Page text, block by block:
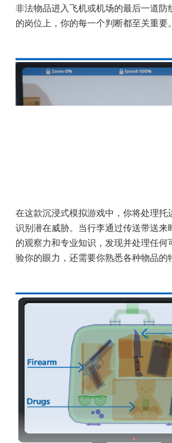
非法物品进入飞机或机场的最后一道防
的岗位上，你的每一个判断都至关重要。
在这款沉浸式模拟游戏中，你将处理托
识别潜在威胁。当行李通过传送带送来
的观察力和专业知识，发现并处理任何
验你的眼力，还需要你熟悉各种物品的